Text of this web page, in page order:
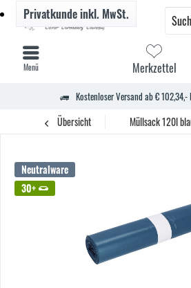
Kostenloser Versand ab €
Merkzettel
Privatkundeinkl. MwSt.
Menü
Übersicht Müllsack 120l
Neutralware
30+